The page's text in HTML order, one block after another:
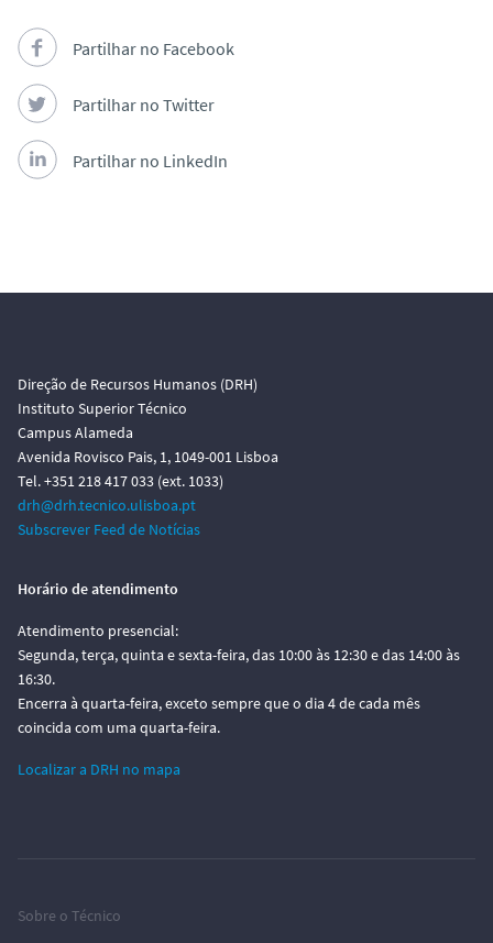
Partilhar no Facebook
Partilhar no Twitter
Partilhar no LinkedIn
Direção de Recursos Humanos (DRH)
Instituto Superior Técnico
Campus Alameda
Avenida Rovisco Pais, 1, 1049-001 Lisboa
Tel. +351 218 417 033 (ext. 1033)
drh@drh.tecnico.ulisboa.pt
Subscrever Feed de Notícias
Horário de atendimento
Atendimento presencial:
Segunda, terça, quinta e sexta-feira, das 10:00 às 12:30 e das 14:00 às
16:30.
Encerra à quarta-feira, exceto sempre que o dia 4 de cada mês
coincida com uma quarta-feira.
Localizar a DRH no mapa
Sobre o Técnico